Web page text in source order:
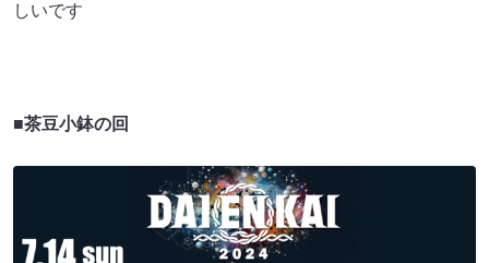
しいです
■茶豆小鉢の回